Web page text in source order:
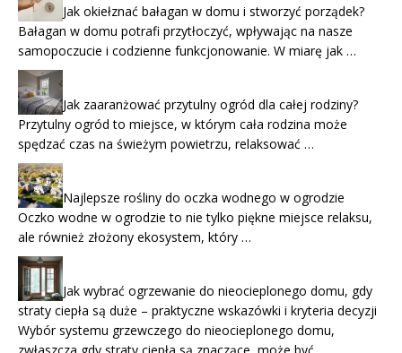
Jak okiełznać bałagan w domu i stworzyć porządek?
Bałagan w domu potrafi przytłoczyć, wpływając na nasze
samopoczucie i codzienne funkcjonowanie. W miarę jak …
Jak zaaranżować przytulny ogród dla całej rodziny?
Przytulny ogród to miejsce, w którym cała rodzina może
spędzać czas na świeżym powietrzu, relaksować …
Najlepsze rośliny do oczka wodnego w ogrodzie
Oczko wodne w ogrodzie to nie tylko piękne miejsce relaksu,
ale również złożony ekosystem, który …
Jak wybrać ogrzewanie do nieocieplonego domu, gdy
straty ciepła są duże – praktyczne wskazówki i kryteria decyzji
Wybór systemu grzewczego do nieocieplonego domu,